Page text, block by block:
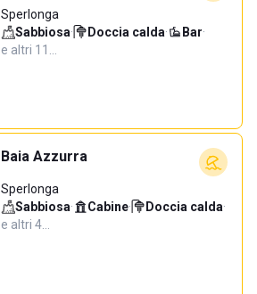
Sperlonga
Sabbiosa· Doccia calda· Bar·
e altri 11…
Baia Azzurra
Sperlonga
Sabbiosa· Cabine· Doccia calda·
e altri 4…